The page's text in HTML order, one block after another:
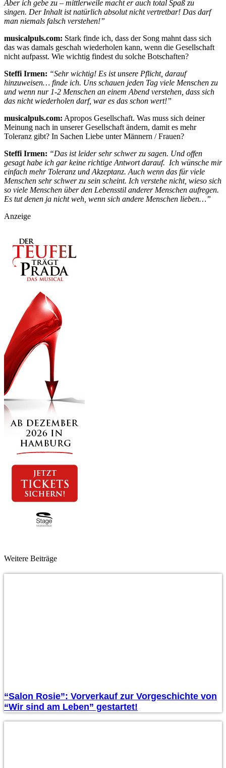
Aber ich gebe zu – mittlerweile macht er auch total Spaß zu
singen. Der Inhalt ist natürlich absolut nicht vertretbar! Das darf
man niemals falsch verstehen!”
musicalpuls.com: Stark finde ich, dass der Song mahnt dass sich
das was damals geschah wiederholen kann, wenn die Gesellschaft
nicht aufpasst. Wie wichtig findest du solche Botschaften?
Steffi Irmen: “Sehr wichtig! Es ist unsere Pflicht, darauf
hinzuweisen… finde ich. Uns schauen jeden Tag viele Menschen zu
und wenn nur 1-2 Menschen an einem Abend verstehen, dass sich
das nicht wiederholen darf, war es das schon wert!”
musicalpuls.com: Apropos Gesellschaft. Was muss sich deiner
Meinung nach in unserer Gesellschaft ändern, damit es mehr
Toleranz gibt? In Sachen Liebe unter Männern / Frauen?
Steffi Irmen: “Das ist leider sehr schwer zu sagen. Und offen
gesagt habe ich gar keine richtige Antwort darauf. Ich wünsche mir
einfach mehr Toleranz und Akzeptanz. Auch wenn das für viele
Menschen sehr schwer zu sein scheint. Ich verstehe nicht, wieso sich
so viele Menschen über den Lebensstil anderer Menschen aufregen.
Es tut denen ja nicht weh, wenn sich andere Menschen lieben…”
Anzeige
Weitere Beiträge
“Salon Rosie”: Vorverkauf zur Vorgeschichte von
“Wir sind am Leben” gestartet!